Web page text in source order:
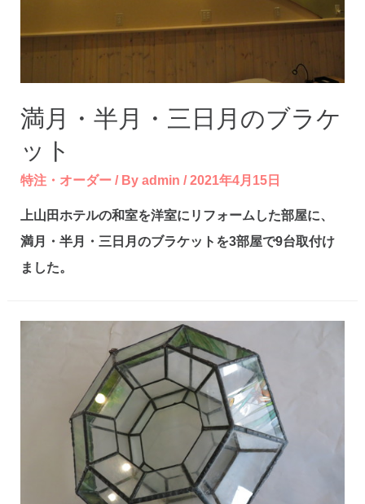
満月・半月・三日月のブラケ
ット
特注・オーダー/ By admin /2021年4月15日
上山田ホテルの和室を洋室にリフォームした部屋に、
満月・半月・三日月のブラケットを3部屋で9台取付け
ました。